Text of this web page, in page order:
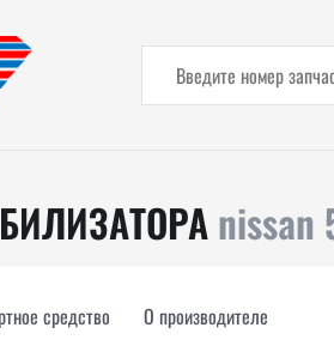
nissan
средство О производителе